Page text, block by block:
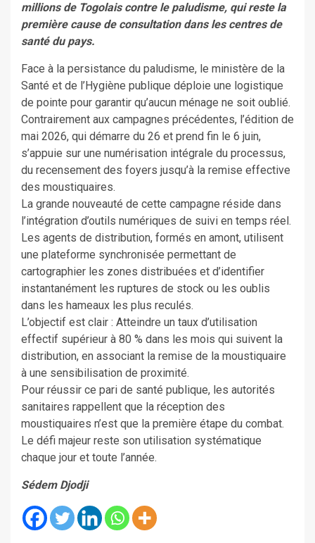
millions de Togolais contre le paludisme, qui reste la
première cause de consultation dans les centres de
santé du pays.
Face à la persistance du paludisme, le ministère de la
Santé et de l’Hygiène publique déploie une logistique
de pointe pour garantir qu’aucun ménage ne soit oublié.
Contrairement aux campagnes précédentes, l’édition de
mai 2026, qui démarre du 26 et prend fin le 6 juin,
s’appuie sur une numérisation intégrale du processus,
du recensement des foyers jusqu’à la remise effective
des moustiquaires.
La grande nouveauté de cette campagne réside dans
l’intégration d’outils numériques de suivi en temps réel.
Les agents de distribution, formés en amont, utilisent
une plateforme synchronisée permettant de
cartographier les zones distribuées et d’identifier
instantanément les ruptures de stock ou les oublis
dans les hameaux les plus reculés.
L’objectif est clair : Atteindre un taux d’utilisation
effectif supérieur à 80 % dans les mois qui suivent la
distribution, en associant la remise de la moustiquaire
à une sensibilisation de proximité.
Pour réussir ce pari de santé publique, les autorités
sanitaires rappellent que la réception des
moustiquaires n’est que la première étape du combat.
Le défi majeur reste son utilisation systématique
chaque jour et toute l’année.
Sédem Djodji